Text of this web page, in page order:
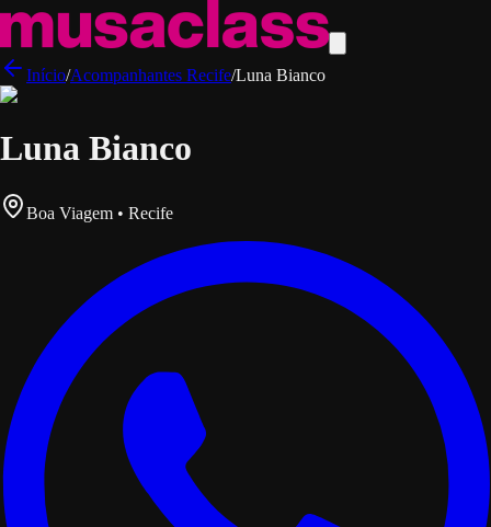
Início/Acompanhantes Recife/Luna Bianco
Luna Bianco
Boa Viagem • Recife